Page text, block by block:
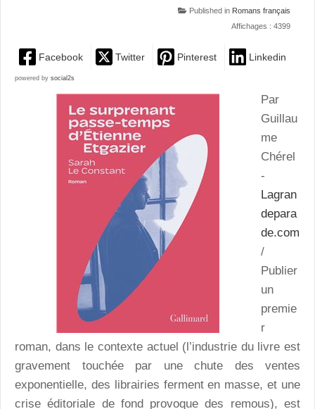
Published in Romans français
Affichages : 4399
Facebook Twitter Pinterest Linkedin
powered by social2s
Par
Guillau
me
Chérel
-
Lagran
depara
de.com
/
Publier
un
premie
r
roman, dans le contexte actuel (l’industrie du livre est
gravement touchée par une chute des ventes
exponentielle, des librairies ferment en masse, et une
crise éditoriale de fond provoque des remous), est